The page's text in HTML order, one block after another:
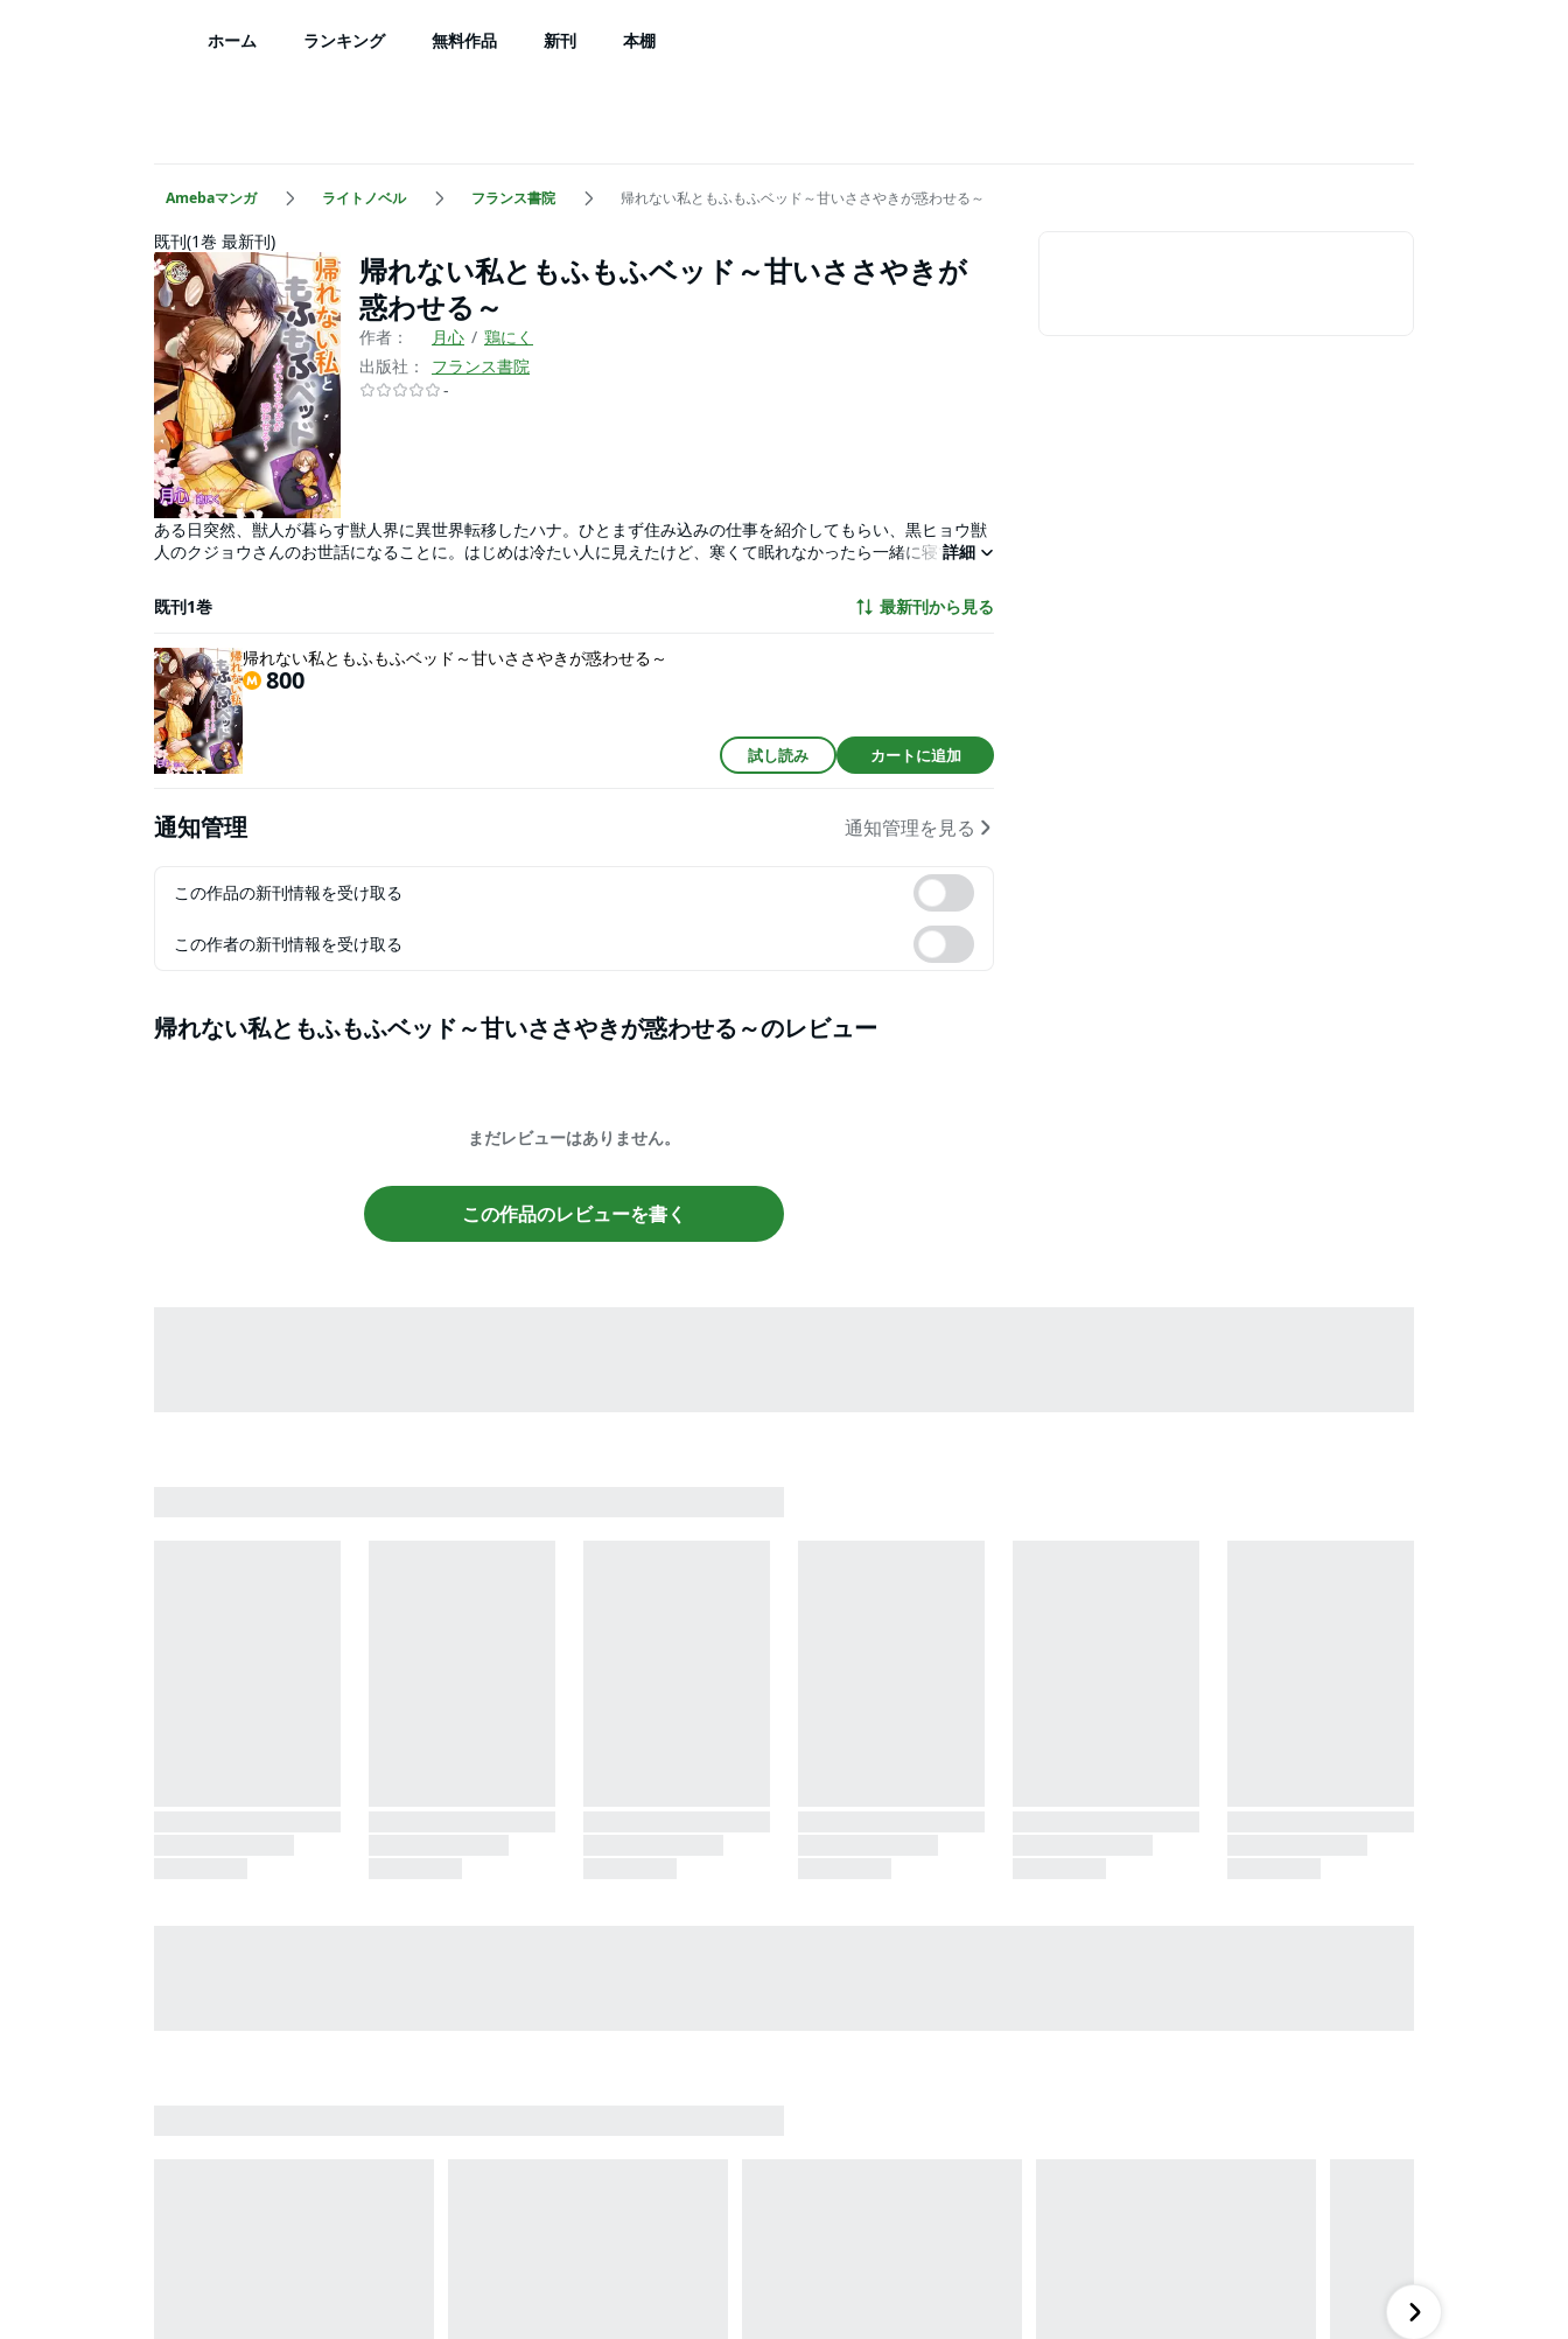
ホーム ランキング 無料作品 新刊 本棚
Amebaマンガ ライトノベル フランス書院 帰れない私ともふもふベッド～甘いささやきが惑わせる～
既刊(1巻 最新刊)
帰れない私ともふもふベッド～甘いささやきが
惑わせる～
作者： 月心
鶏にく
出版社：
フランス書院
-
ある日突然、獣人が暮らす獣人界に異世界転移したハナ。ひとまず住み込みの仕事を紹介してもらい、黒ヒョウ獣
人のクジョウさんのお世話になることに。はじめは冷たい人に見えたけど、寒くて眠れなかったら一緒に寝てくれ
ている自分もいる。とはいえ私は人間で発情期がないから恋愛対象として見てもらえない……そう思っていたのに
クジョウさんは抱いてくれて――「すごいね、中、こんなにうねらせて。欲しかった？」獣人の残るざりざりとす
詳細
既刊1巻 最新刊から見る
帰れない私ともふもふベッド～甘いささやきが惑わせる～
800
試し読み カートに追加
通知管理 通知管理を見る
この作品の新刊情報を受け取る
この作者の新刊情報を受け取る
帰れない私ともふもふベッド～甘いささやきが惑わせる～のレビュー
まだレビューはありません。
この作品のレビューを書く